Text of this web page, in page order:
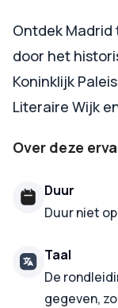
Ontdek
door het
Koninklijk
Literaire Wijk
Over deze
Duur
Duur niet
Taal
De
gegeven,